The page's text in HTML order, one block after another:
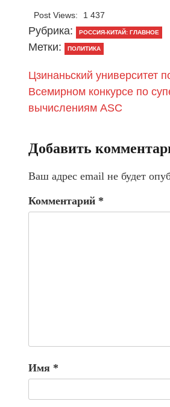
Post Views: 1 437
Рубрика: РОССИЯ-КИТАЙ: ГЛАВНОЕ
Метки: ПОЛИТИКА
Цзинаньский университет
Всемирном конкурсе по
вычислениям ASC
Добавить
Ваш адрес email не будет
Комментарий *
Имя *